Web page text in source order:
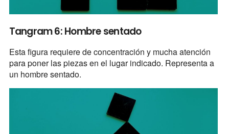
Tangram 6: Hombre sentado
Esta figura requiere de concentración y mucha atención
para poner las piezas en el lugar indicado. Representa a
un hombre sentado.